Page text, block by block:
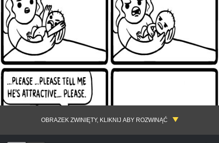
OBRAZEK ZWINIĘTY, KLIKNIJ ABY ROZWINĄĆ